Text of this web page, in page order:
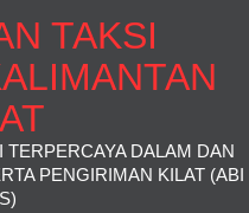
TAKSI
DALAM DAN
PENGIRIMAN KILAT (ABI